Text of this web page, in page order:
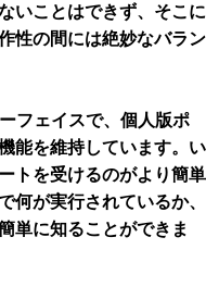
いことはできず、そこに
性の間には絶妙なバラン
フェイスで、個人版ポ
能を維持しています。い
トを受けるのがより簡単
何が実行されているか、
単に知ることができま